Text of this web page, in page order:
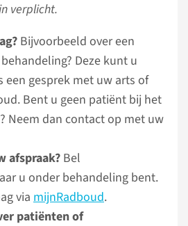
verplicht.
Bijvoorbeeld over een
Deze kunt u
een gesprek met uw arts of
Bent u geen patiënt bij het
Neem dan contact op met uw
afspraak?Bel
u onder behandeling bent.
viamijnRadboud.
patiënten of